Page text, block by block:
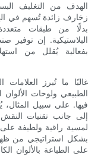
الهدف من التغليف
زخارف زائدة تُسهم في
بدلًا من طبقات
البلاستيكية. إن توفير
بفعالية يُقلل من
غالبًا ما تُبرز العلامات
الطبيعي ولوحات الألوان
فيها. على سبيل المثال،
إلى جانب تقنيات
لمسية راقية ولطيفة على
بشكل استراتيجي من
على الطباعة بالألوان